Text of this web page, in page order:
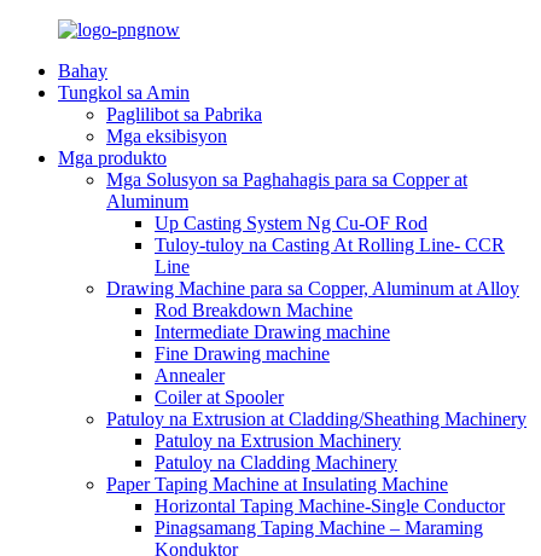
Bahay
Tungkol sa Amin
Paglilibot sa Pabrika
Mga eksibisyon
Mga produkto
Mga Solusyon sa Paghahagis para sa Copper at
Aluminum
Up Casting System Ng Cu-OF Rod
Tuloy-tuloy na Casting At Rolling Line- CCR
Line
Drawing Machine para sa Copper, Aluminum at Alloy
Rod Breakdown Machine
Intermediate Drawing machine
Fine Drawing machine
Annealer
Coiler at Spooler
Patuloy na Extrusion at Cladding/Sheathing Machinery
Patuloy na Extrusion Machinery
Patuloy na Cladding Machinery
Paper Taping Machine at Insulating Machine
Horizontal Taping Machine-Single Conductor
Pinagsamang Taping Machine – Maraming
Konduktor